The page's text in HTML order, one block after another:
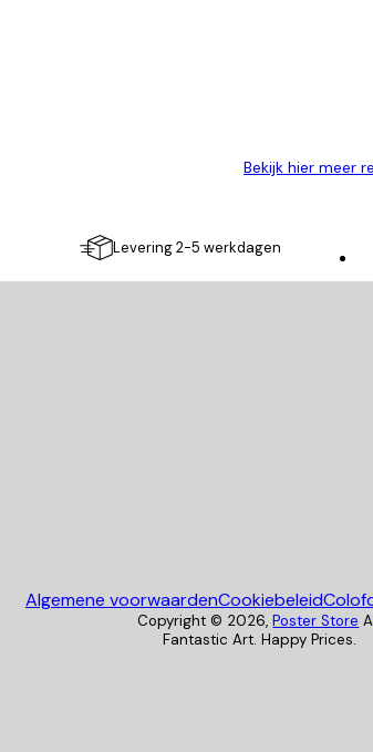
Bekijk hier meer
Levering 2-5 werkdagen
Algemene voorwaardenCookiebeleid
Copyright © 2026, Poster Store
Fantastic Art. Happy Prices.